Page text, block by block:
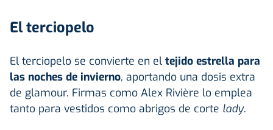
El terciopelo
El terciopelo se convierte en el tejido estrella para
las noches de invierno, aportando una dosis extra
de glamour. Firmas como Alex Rivière lo emplea
tanto para vestidos como abrigos de corte lady.